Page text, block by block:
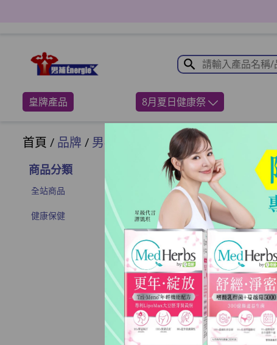
皇牌產品 8月夏日健康祭
首頁 / 品牌 / 男補
商品分類
全站商品
健康保健